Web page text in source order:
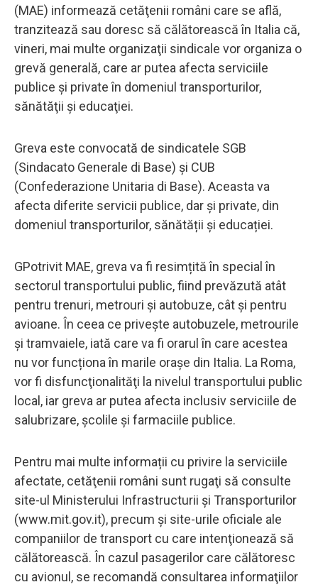
(MAE) informează cetăţenii români care se află,
tranzitează sau doresc să călătorească în Italia că,
vineri, mai multe organizaţii sindicale vor organiza o
grevă generală, care ar putea afecta serviciile
publice şi private în domeniul transporturilor,
sănătăţii şi educaţiei.
Greva este convocată de sindicatele SGB
(Sindacato Generale di Base) și CUB
(Confederazione Unitaria di Base). Aceasta va
afecta diferite servicii publice, dar și private, din
domeniul transporturilor, sănătății și educației.
GPotrivit MAE, greva va fi resimțită în special în
sectorul transportului public, fiind prevăzută atât
pentru trenuri, metrouri și autobuze, cât și pentru
avioane. În ceea ce privește autobuzele, metrourile
și tramvaiele, iată care va fi orarul în care acestea
nu vor funcționa în marile orașe din Italia. La Roma,
vor fi disfuncţionalităţi la nivelul transportului public
local, iar greva ar putea afecta inclusiv serviciile de
salubrizare, şcolile şi farmaciile publice.
Pentru mai multe informații cu privire la serviciile
afectate, cetăţenii români sunt rugaţi să consulte
site-ul Ministerului Infrastructurii şi Transporturilor
(www.mit.gov.it), precum şi site-urile oficiale ale
companiilor de transport cu care intenţionează să
călătorească. În cazul pasagerilor care călătoresc
cu avionul, se recomandă consultarea informaţiilor